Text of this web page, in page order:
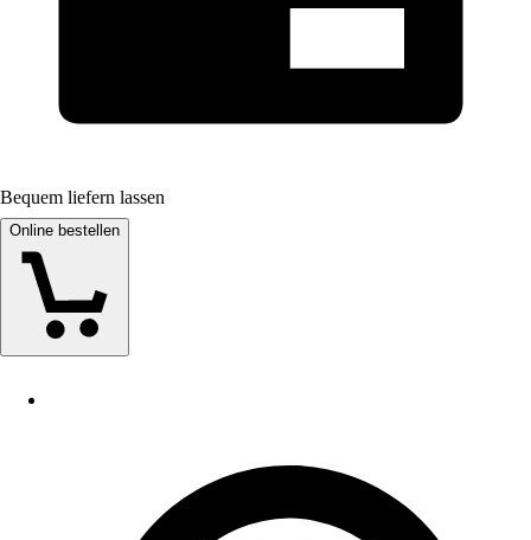
Bequem liefern lassen
Online bestellen